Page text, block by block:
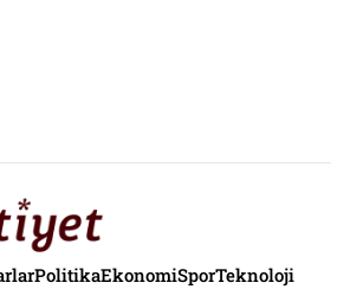
PolitikaEkonomiSporTeknoloji